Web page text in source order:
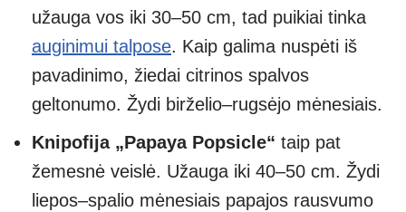
užauga vos iki 30–50 cm, tad puikiai tinka
auginimui talpose. Kaip galima nuspėti iš
pavadinimo, žiedai citrinos spalvos
geltonumo. Žydi birželio–rugsėjo mėnesiais.
Knipofija „Papaya Popsicle“ taip pat
žemesnė veislė. Užauga iki 40–50 cm. Žydi
liepos–spalio mėnesiais papajos rausvumo